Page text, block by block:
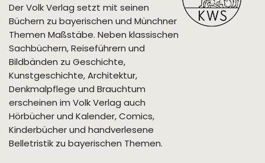
Der Volk Verlag setzt mit seinen
Büchern zu bayerischen und Münchner
Themen Maßstäbe. Neben klassischen
Sachbüchern, Reiseführern und
Bildbänden zu Geschichte,
Kunstgeschichte, Architektur,
Denkmalpflege und Brauchtum
erscheinen im Volk Verlag auch
Hörbücher und Kalender, Comics,
Kinderbücher und handverlesene
Belletristik zu bayerischen Themen.